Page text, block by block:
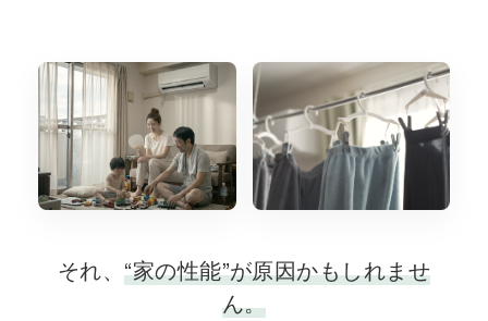
それ、“家の性能”が原因かもしれませ
ん。